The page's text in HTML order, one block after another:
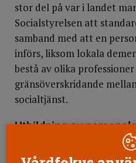
stor del på var i landet
Socialstyrelsen att
samband med att en
införs, liksom lokala
bestå av olika
gränsöverskridande
socialtjänst.
Utbildning av
Andra förslag är
för personal inom